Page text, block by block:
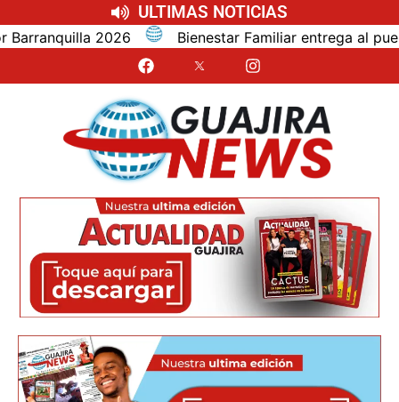
ULTIMAS NOTICIAS
Bienestar Familiar entrega al pueblo wayuu